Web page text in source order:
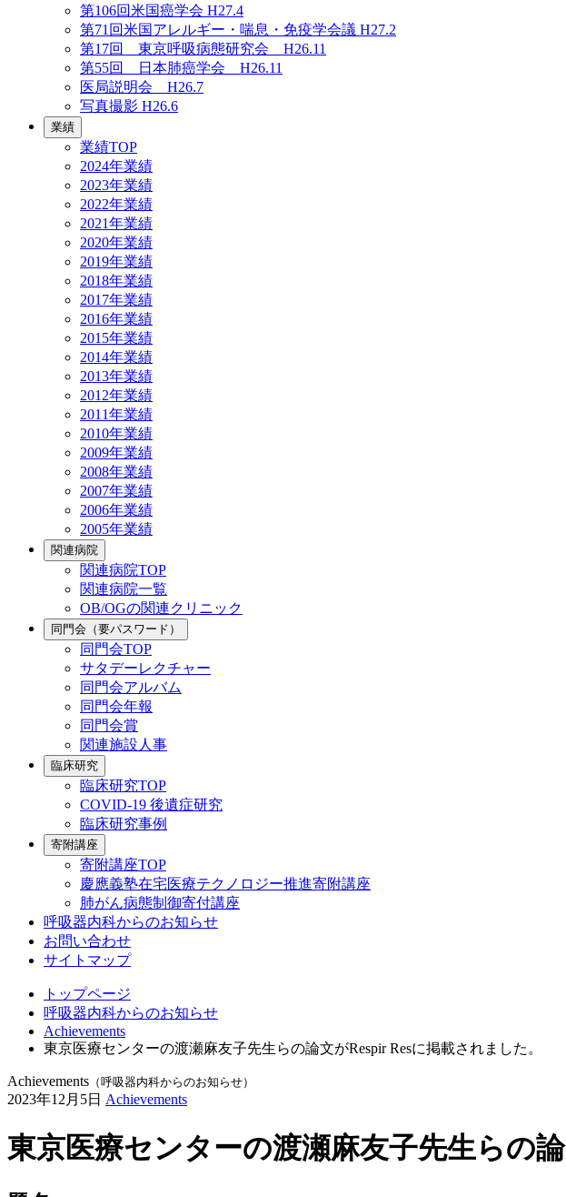
第106回米国癌学会 H27.4
第71回米国アレルギー・喘息・免疫学会議 H27.2
第17回 東京呼吸病態研究会 H26.11
第55回 日本肺癌学会 H26.11
医局説明会 H26.7
写真撮影 H26.6
業績
業績TOP
2024年業績
2023年業績
2022年業績
2021年業績
2020年業績
2019年業績
2018年業績
2017年業績
2016年業績
2015年業績
2014年業績
2013年業績
2012年業績
2011年業績
2010年業績
2009年業績
2008年業績
2007年業績
2006年業績
2005年業績
関連病院
関連病院TOP
関連病院一覧
OB/OGの関連クリニック
同門会（要パスワード）
同門会TOP
サタデーレクチャー
同門会アルバム
同門会年報
同門会賞
関連施設人事
臨床研究
臨床研究TOP
COVID-19 後遺症研究
臨床研究事例
寄附講座
寄附講座TOP
慶應義塾在宅医療テクノロジー推進寄附講座
肺がん病態制御寄付講座
呼吸器内科からのお知らせ
お問い合わせ
サイトマップ
トップページ
呼吸器内科からのお知らせ
Achievements
東京医療センターの渡瀬麻友子先生らの論文がRespir Resに掲載されました。
Achievements （呼吸器内科からのお知らせ）
2023年12月5日 Achievements
東京医療センターの渡瀬麻友子先生らの